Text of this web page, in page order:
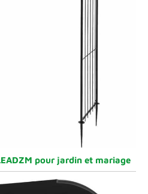
pour jardin et mariage